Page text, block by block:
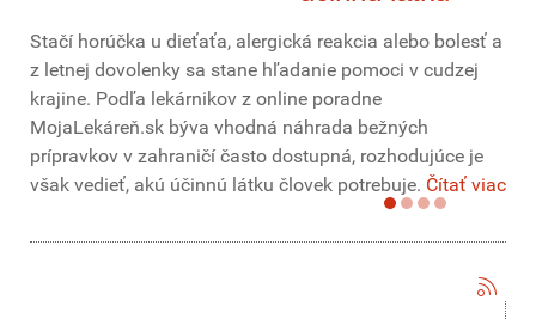
Stačí horúčka u dieťaťa, alergická reakcia alebo bolesť a
z letnej dovolenky sa stane hľadanie pomoci v cudzej
krajine. Podľa lekárnikov z online poradne
MojaLekáreň.sk býva vhodná náhrada bežných
prípravkov v zahraničí často dostupná, rozhodujúce je
však vedieť, akú účinnú látku človek potrebuje. Čítať viac